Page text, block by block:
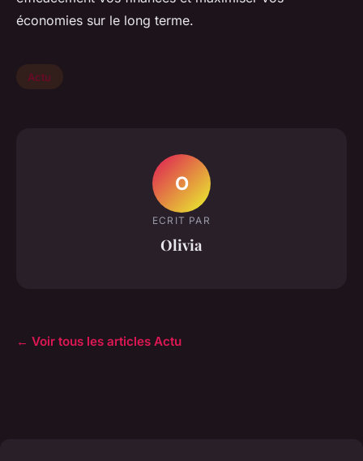
économies sur le long terme.
Actu
O
ECRIT PAR
Olivia
← Voir tous les articles Actu